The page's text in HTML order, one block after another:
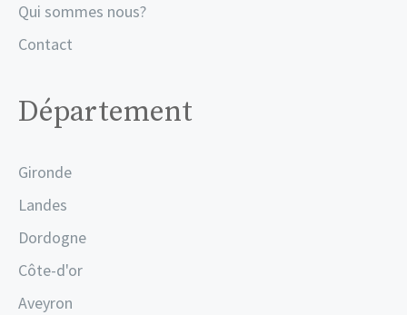
Qui sommes nous?
Contact
Département
Gironde
Landes
Dordogne
Côte-d'or
Aveyron